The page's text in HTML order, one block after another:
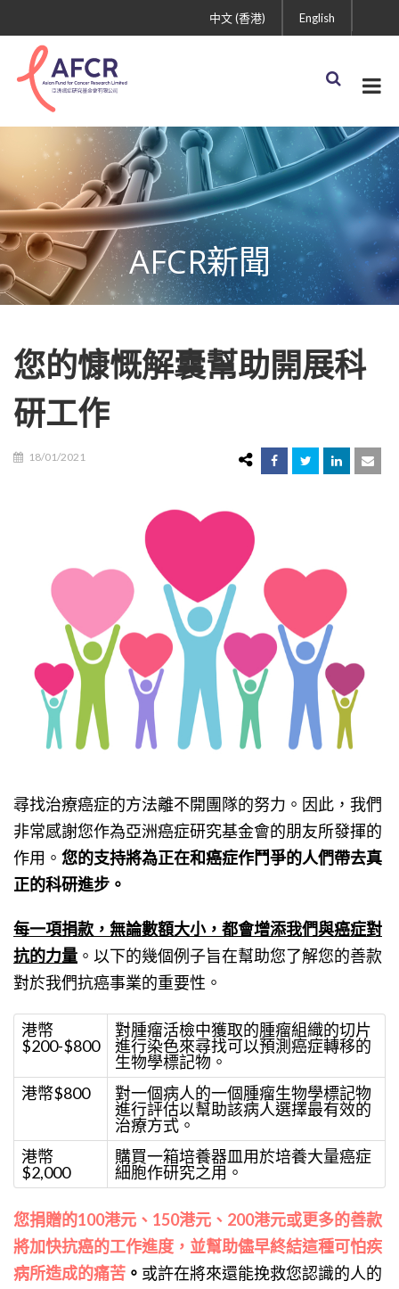
English
中文 (香港)
AFCR新聞
您的慷慨解囊幫助開展科
研工作
18/01/2021
尋找治療癌症的方法離不開團隊的努力。因此，我們
非常感謝您作為亞洲癌症研究基金會的朋友所發揮的
作用。 您的支持將為正在和癌症作鬥爭的人們帶去真
正的科研進步。
每一項捐款，無論數額大小，都會增添我們與癌症對
抗的力量 。以下的幾個例子旨在幫助您了解您的善款
對於我們抗癌事業的重要性。
港幣
$200-$800
對腫瘤活檢中獲取的腫瘤組織的切片
進行染色來尋找可以預測癌症轉移的
生物學標記物。
港幣$800
對一個病人的一個腫瘤生物學標記物
進行評估以幫助該病人選擇最有效的
治療方式。
港幣
$2,000
購買一箱培養器皿用於培養大量癌症
細胞作研究之用。
您捐贈的100港元、150港元、200港元或更多的善款
將加快抗癌的工作進度，並幫助儘早終結這種可怕疾
病所造成的痛苦 。 或許在將來還能挽救您認識的人的